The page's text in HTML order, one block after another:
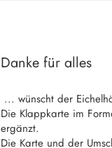
Danke für alles
... wünscht der
Die Klappkarte im
ergänzt.
Die Karte und der